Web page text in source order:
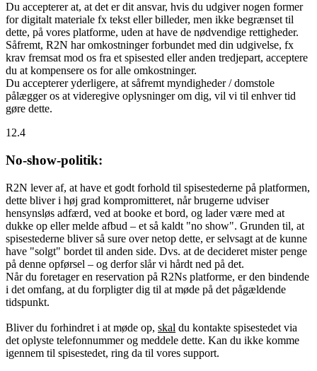
Du accepterer at, at det er dit ansvar, hvis du udgiver nogen former
for digitalt materiale fx tekst eller billeder, men ikke begrænset til
dette, på vores platforme, uden at have de nødvendige rettigheder.
Såfremt, R2N har omkostninger forbundet med din udgivelse, fx
krav fremsat mod os fra et spisested eller anden tredjepart, acceptere
du at kompensere os for alle omkostninger.
Du accepterer yderligere, at såfremt myndigheder / domstole
pålægger os at videregive oplysninger om dig, vil vi til enhver tid
gøre dette.
12.4
No-show-politik:
R2N lever af, at have et godt forhold til spisestederne på platformen,
dette bliver i høj grad kompromitteret, når brugerne udviser
hensynsløs adfærd, ved at booke et bord, og lader være med at
dukke op eller melde afbud – et så kaldt "no show". Grunden til, at
spisestederne bliver så sure over netop dette, er selvsagt at de kunne
have "solgt" bordet til anden side. Dvs. at de decideret mister penge
på denne opførsel – og derfor slår vi hårdt ned på det.
Når du foretager en reservation på R2Ns platforme, er den bindende
i det omfang, at du forpligter dig til at møde på det pågældende
tidspunkt.
Bliver du forhindret i at møde op, skal du kontakte spisestedet via
det oplyste telefonnummer og meddele dette. Kan du ikke komme
igennem til spisestedet, ring da til vores support.